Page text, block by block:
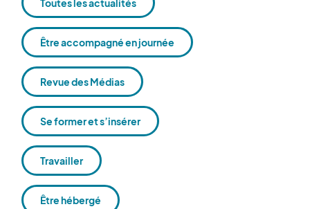
Être accompagné en journée
Revue des Médias
Se former et s’insérer
Travailler
Être hébergé